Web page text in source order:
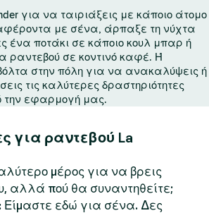
n
d
e
r
για να ταιριάξεις με κάποιο άτομο
με σένα, άρπαξε τη νύχτα
ένα ποτάκι σε κάποιο κουλ μπαρ ή
σε κοντινό καφέ. Ή
στην πόλη για να ανακαλύψεις ή
τις καλύτερες δραστηριότητες
την εφαρμογή μας.
για ραντεβού La
μέρος για να βρεις
αλλά πού θα συναντηθείτε;
Είμαστε εδώ για σένα. Δες